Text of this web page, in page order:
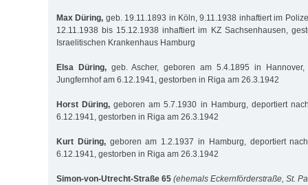
Max Düring, geb. 19.11.1893 in Köln, 9.11.1938 inhaftiert im
12.11.1938 bis 15.12.1938 inhaftiert im KZ Sachsenhausen,
Israelitischen Krankenhaus Hamburg
Elsa Düring,geb. Ascher, geboren am 5.4.1895 in Hannover,
Jungfernhof am 6.12.1941, gestorben in Riga am 26.3.1942
Horst Düring, geboren am 5.7.1930 in Hamburg, deportiert
6.12.1941, gestorben in Riga am 26.3.1942
Kurt Düring,geboren am 1.2.1937 in Hamburg, deportiert
6.12.1941, gestorben in Riga am 26.3.1942
Simon-von-Utrecht-Straße 65 (ehemals Eckernförderstraße, St.